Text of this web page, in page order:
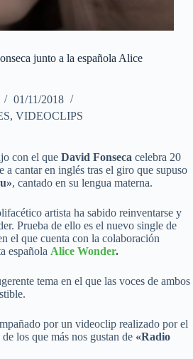
junto a la española Alice
01/11/2018
, VIDEOCLIPS
con el que David Fonseca celebra 20
a cantar en inglés tras el giro que supuso
, cantado en su lengua materna.
artista ha sabido reinventarse y
Prueba de ello es el nuevo single de
el que cuenta con la colaboración
española Alice Wonder.
tema en el que las voces de ambos
por un videoclip realizado por el
los que más nos gustan de «Radio